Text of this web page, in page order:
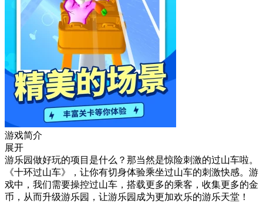
游戏简介
展开
游乐园做好玩的项目是什么？那当然是惊险刺激的过山车啦。
《十环过山车》，让你有切身体验乘坐过山车的刺激快感。游
戏中，我们需要操控过山车，搭载更多的乘客，收集更多的金
币，从而升级游乐园，让游乐园成为更加欢乐的游乐天堂！